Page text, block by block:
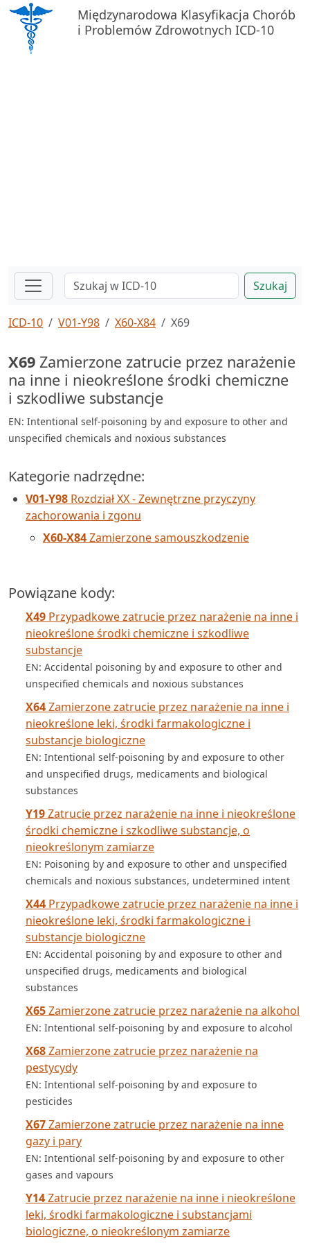
Międzynarodowa Klasyfikacja Chorób
i Problemów Zdrowotnych ICD-10
Szukaj
ICD-10 V01-Y98 X60-X84 X69
X69 Zamierzone zatrucie przez narażenie
na inne i nieokreślone środki chemiczne
i szkodliwe substancje
EN: Intentional self-poisoning by and exposure to other and
unspecified chemicals and noxious substances
Kategorie nadrzędne:
V01-Y98 Rozdział XX - Zewnętrzne przyczyny
zachorowania i zgonu
X60-X84Zamierzone samouszkodzenie
Powiązane kody:
X49 Przypadkowe zatrucie przez narażenie na inne i
nieokreślone środki chemiczne i szkodliwe
substancje
EN: Accidental poisoning by and exposure to other and
unspecified chemicals and noxious substances
X64Zamierzone zatrucie przez narażenie na inne i
nieokreślone leki, środki farmakologiczne i
substancje biologiczne
EN: Intentional self-poisoning by and exposure to other
and unspecified drugs, medicaments and biological
substances
Y19Zatrucie przez narażenie na inne i nieokreślone
środki chemiczne i szkodliwe substancje, o
nieokreślonym zamiarze
EN: Poisoning by and exposure to other and unspecified
chemicals and noxious substances, undetermined intent
X44 Przypadkowe zatrucie przez narażenie na inne i
nieokreślone leki, środki farmakologiczne i
substancje biologiczne
EN: Accidental poisoning by and exposure to other and
unspecified drugs, medicaments and biological
substances
X65Zamierzone zatrucie przez narażenie na alkohol
EN: Intentional self-poisoning by and exposure to alcohol
X68Zamierzone zatrucie przez narażenie na
pestycydy
EN: Intentional self-poisoning by and exposure to
pesticides
X67Zamierzone zatrucie przez narażenie na inne
gazy i pary
EN: Intentional self-poisoning by and exposure to other
gases and vapours
Y14Zatrucie przez narażenie na inne i nieokreślone
leki, środki farmakologiczne i substancjami
biologiczne, o nieokreślonym zamiarze